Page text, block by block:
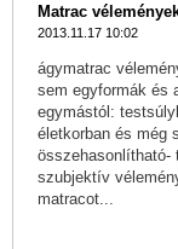
Matrac
2013.11.17 10:02
ágymatrac
sem egyformák és
egymástól:
életkorban és még
összehasonlítható-
szubjektív
matracot...